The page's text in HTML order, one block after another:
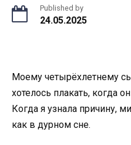
Published by
24.05.2025
Моему четырёхлетнему
хотелось плакать, когда
Когда я узнала причину,
как в дурном сне.